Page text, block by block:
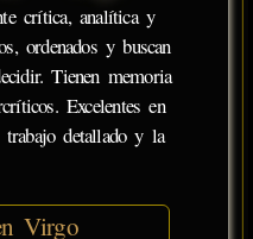
crítica, analítica y
ordenados y buscan
Tienen memoria
Excelentes en
detallado y la
Virgo